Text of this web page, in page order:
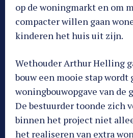
op de woningmarkt en om
compacter willen gaan
kinderen het huis uit zijn.
Wethouder Arthur Helling
bouw een mooie stap wordt
woningbouwopgave van de
De bestuurder toonde zich
binnen het project niet
het realiseren van extra